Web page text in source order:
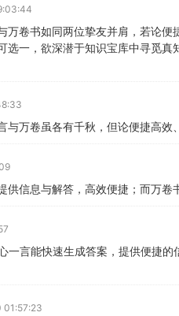
万卷书如同两位挚友并肩，若论
选一，欲深潜于知识宝库中寻觅真
与万卷虽各有千秋，但论便捷高
供信息与解答，高效便捷；而万
一言能快速生成答案，提供便捷
01:57:23